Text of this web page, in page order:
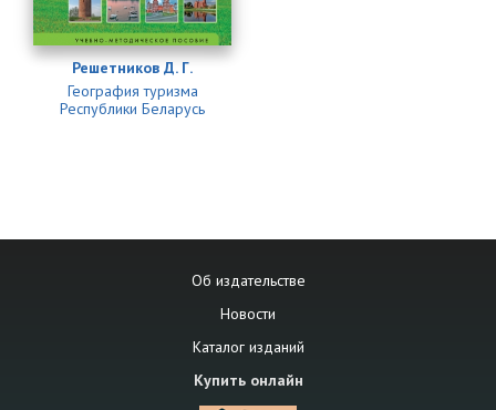
Решетников Д. Г.
География туризма
Республики Беларусь
Об издательстве
Новости
Каталог изданий
Купить онлайн